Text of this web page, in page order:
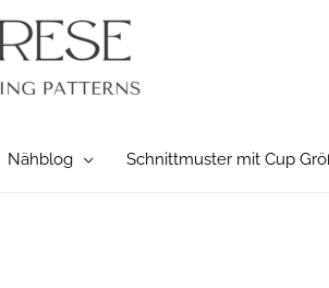
Nähblog Schnittmuster mit Cup